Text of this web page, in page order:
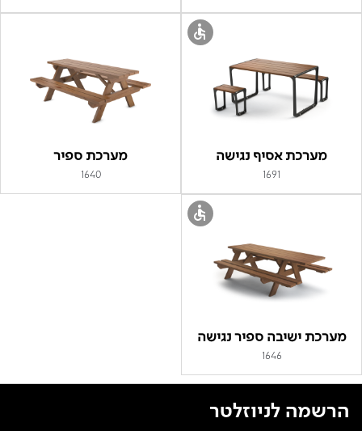
מערכת אסיף נגישה
1691
מערכת ספיר
1640
מערכת ישיבה ספיר נגישה
1646
הרשמה לניוזלטר